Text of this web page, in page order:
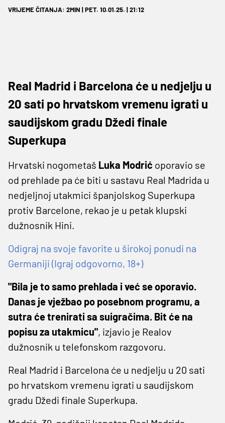
VRIJEME ČITANJA: 2MIN | PET. 10.01.25. | 21:12
Real Madrid i Barcelona će u nedjelju u
20 sati po hrvatskom vremenu igrati u
saudijskom gradu Džedi finale
Superkupa
Hrvatski nogometaš Luka Modrić oporavio se
od prehlade pa će biti u sastavu Real Madrida u
nedjeljnoj utakmici španjolskog Superkupa
protiv Barcelone, rekao je u petak klupski
dužnosnik Hini.
Odigraj na svoje favorite u širokoj ponudi na
Germaniji (Igraj odgovorno, 18+)
"Bila je to samo prehlada i već se oporavio.
Danas je vježbao po posebnom programu, a
sutra će trenirati sa suigračima. Bit će na
popisu za utakmicu", izjavio je Realov
dužnosnik u telefonskom razgovoru.
Real Madrid i Barcelona će u nedjelju u 20 sati
po hrvatskom vremenu igrati u saudijskom
gradu Džedi finale Superkupa.